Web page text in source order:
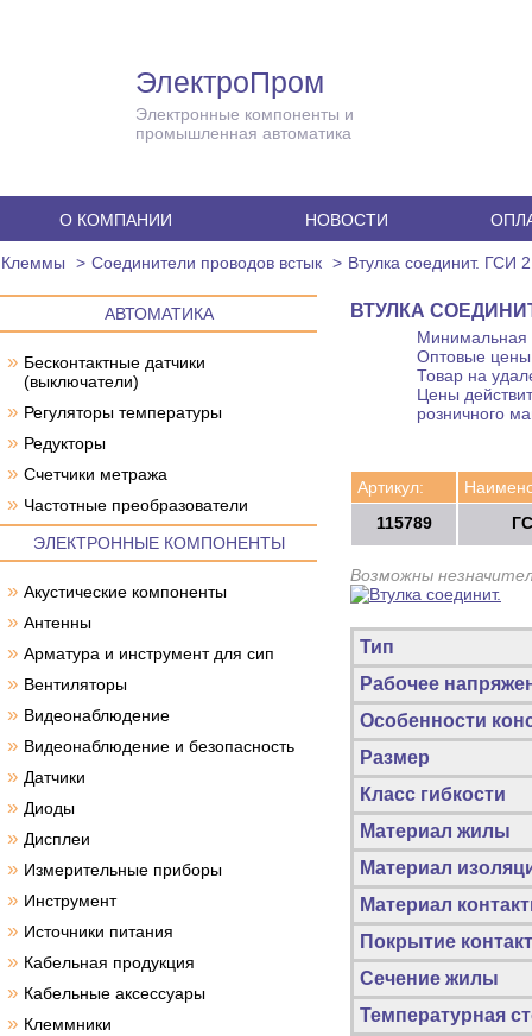
ЭлектроПром
Электронные компоненты и
промышленная автоматика
О КОМПАНИИ НОВОСТИ
Клеммы Соединители проводов встык Втулка соединит. ГСИ
АВТОМАТИКА
» Бесконтактные датчики
(выключатели)
» Регуляторы температуры
» Редукторы
» Счетчики метража
» Частотные преобразователи
ЭЛЕКТРОННЫЕ КОМПОНЕНТЫ
» Акустические компоненты
» Антенны
» Арматура и инструмент для сип
» Вентиляторы
» Видеонаблюдение
» Видеонаблюдение и безопасность
» Датчики
» Диоды
» Дисплеи
» Измерительные приборы
» Инструмент
» Источники питания
» Кабельная продукция
» Кабельные аксессуары
» Клеммники
ВТУЛКА
Минимальная
Оптовые цены
Товар на
Цены
розничного
Артикул:
115789
Возможны
Тип
Рабочее
Особенности
Размер
Класс гибкости
Материал жилы
Материал
Материал
Покрытие
Сечение жилы
Температурная